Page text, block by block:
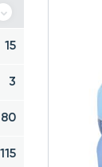
15
3
80
115